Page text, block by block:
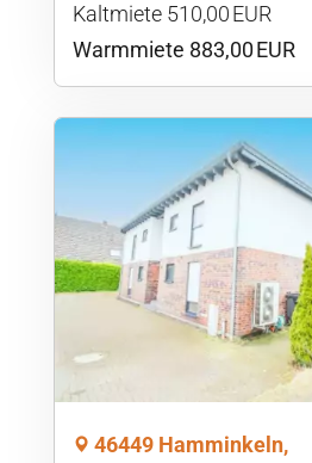
Kaltmiete 510,00 EUR
Warmmiete 883,00 EUR
46449 Hamminkeln,